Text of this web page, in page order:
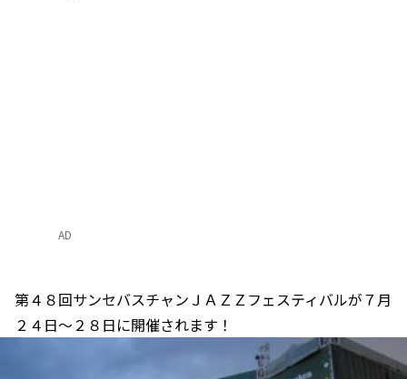
AD
第４８回サンセバスチャンＪＡＺＺフェスティバルが７月
２４日～２８日に開催されます！